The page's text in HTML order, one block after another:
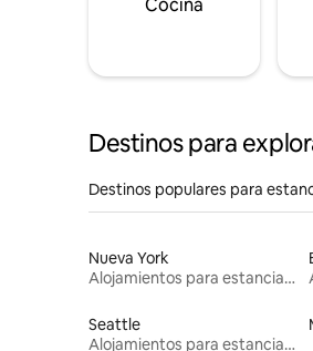
Cocina
Destinos para
Destinos populares para
Nueva York
Alojamientos para estancias largas
Seattle
Alojamientos para estancias largas